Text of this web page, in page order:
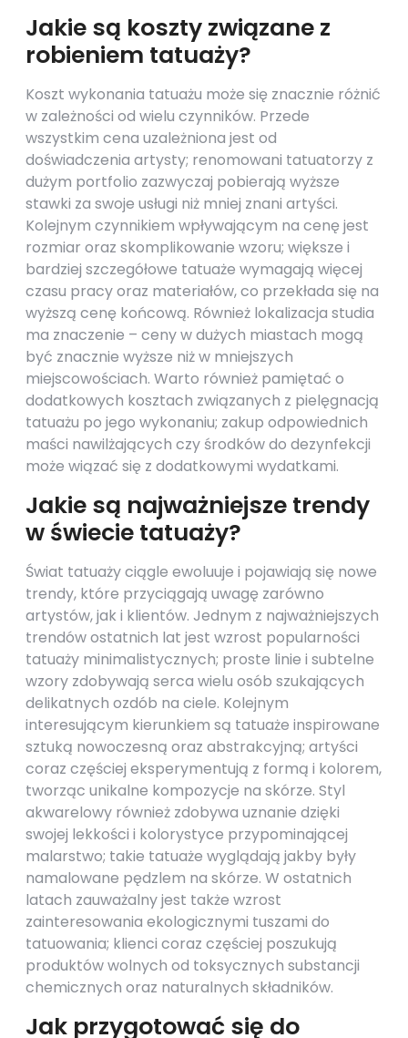
Jakie są koszty związane z
robieniem tatuaży?
Koszt wykonania tatuażu może się znacznie różnić
w zależności od wielu czynników. Przede
wszystkim cena uzależniona jest od
doświadczenia artysty; renomowani tatuatorzy z
dużym portfolio zazwyczaj pobierają wyższe
stawki za swoje usługi niż mniej znani artyści.
Kolejnym czynnikiem wpływającym na cenę jest
rozmiar oraz skomplikowanie wzoru; większe i
bardziej szczegółowe tatuaże wymagają więcej
czasu pracy oraz materiałów, co przekłada się na
wyższą cenę końcową. Również lokalizacja studia
ma znaczenie – ceny w dużych miastach mogą
być znacznie wyższe niż w mniejszych
miejscowościach. Warto również pamiętać o
dodatkowych kosztach związanych z pielęgnacją
tatuażu po jego wykonaniu; zakup odpowiednich
maści nawilżających czy środków do dezynfekcji
może wiązać się z dodatkowymi wydatkami.
Jakie są najważniejsze trendy
w świecie tatuaży?
Świat tatuaży ciągle ewoluuje i pojawiają się nowe
trendy, które przyciągają uwagę zarówno
artystów, jak i klientów. Jednym z najważniejszych
trendów ostatnich lat jest wzrost popularności
tatuaży minimalistycznych; proste linie i subtelne
wzory zdobywają serca wielu osób szukających
delikatnych ozdób na ciele. Kolejnym
interesującym kierunkiem są tatuaże inspirowane
sztuką nowoczesną oraz abstrakcyjną; artyści
coraz częściej eksperymentują z formą i kolorem,
tworząc unikalne kompozycje na skórze. Styl
akwarelowy również zdobywa uznanie dzięki
swojej lekkości i kolorystyce przypominającej
malarstwo; takie tatuaże wyglądają jakby były
namalowane pędzlem na skórze. W ostatnich
latach zauważalny jest także wzrost
zainteresowania ekologicznymi tuszami do
tatuowania; klienci coraz częściej poszukują
produktów wolnych od toksycznych substancji
chemicznych oraz naturalnych składników.
Jak przygotować się do